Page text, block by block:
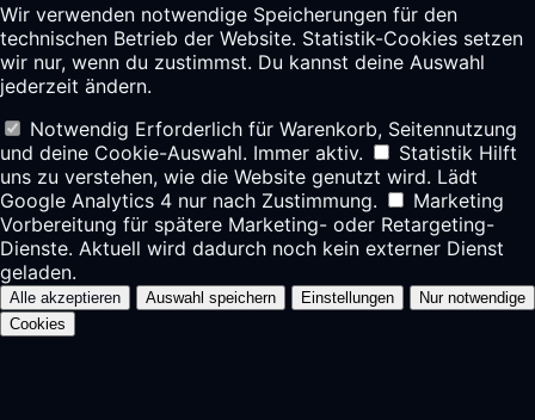
Wir verwenden notwendige Speicherungen für den
technischen Betrieb der Website. Statistik-Cookies setzen
wir nur, wenn du zustimmst. Du kannst deine Auswahl
jederzeit ändern.
Notwendig Erforderlich für Warenkorb, Seitennutzung
und deine Cookie-Auswahl. Immer aktiv.
Statistik Hilft
uns zu verstehen, wie die Website genutzt wird. Lädt
Google Analytics 4 nur nach Zustimmung.
Marketing
Vorbereitung für spätere Marketing- oder Retargeting-
Dienste. Aktuell wird dadurch noch kein externer Dienst
geladen.
Alle akzeptieren Auswahl speichern Einstellungen
Nur notwendige
Cookies